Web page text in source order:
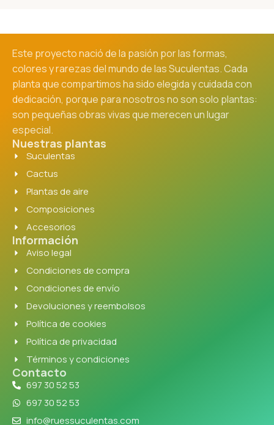
Este proyecto nació de la pasión por las formas,
colores y rarezas del mundo de las Suculentas. Cada
planta que compartimos ha sido elegida y cuidada con
dedicación, porque para nosotros no son solo plantas:
son pequeñas obras vivas que merecen un lugar
especial.
Nuestras plantas
Suculentas
Cactus
Plantas de aire
Composiciones
Accesorios
Información
Aviso legal
Condiciones de compra
Condiciones de envío
Devoluciones y reembolsos
Política de cookies
Política de privacidad
Términos y condiciones
Contacto
697 30 52 53
697 30 52 53
info@ruessuculentas.com